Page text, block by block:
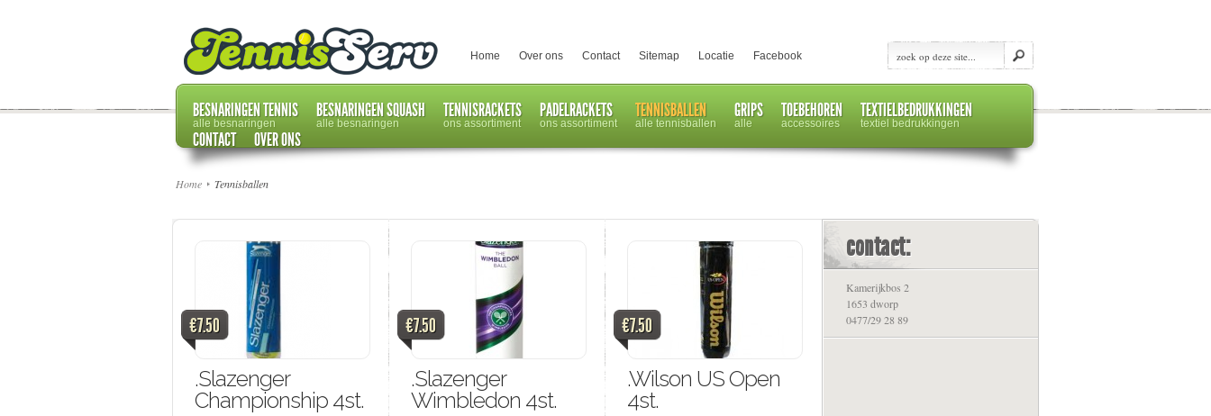
Home Over ons Contact Sitemap Locatie Facebook
BESNARINGEN TENNIS
alle besnaringen
BESNARINGEN SQUASH
alle besnaringen
TENNISRACKETS
ons assortiment
PADELRACKETS
ons assortiment
TENNISBALLEN
alle tennisballen
GRIPS
alle
TOEBEHOREN
accessoires
TEXTIELBEDRUKKINGEN
textiel bedrukkingen
CONTACT OVER ONS
Home Tennisballen
€7.50
.Slazenger
Championship 4st.
€7.50
.Slazenger
Wimbledon 4st.
€7.50
.Wilson US Open
4st.
contact:
Kamerijkbos 2
1653 dworp
0477/29 28 89